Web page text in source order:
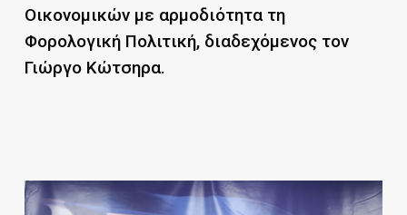
Οικονομικών με αρμοδιότητα τη
Φορολογική Πολιτική, διαδεχόμενος τον
Γιώργο Κώτσηρα.